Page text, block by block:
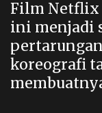
Film Netflix
ini menjadi
koreografi